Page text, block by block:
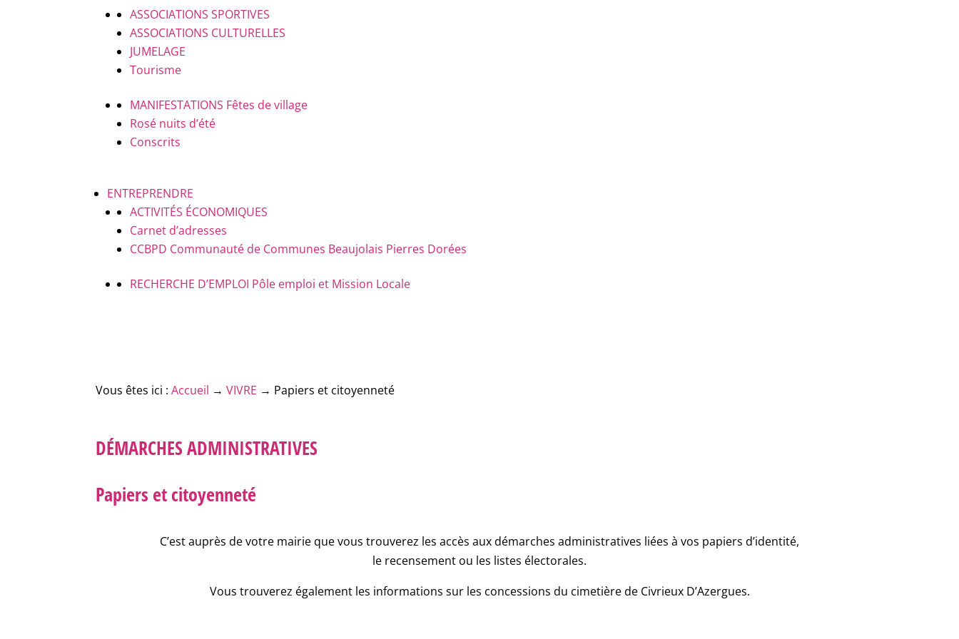
ASSOCIATIONS SPORTIVES
ASSOCIATIONS CULTURELLES
JUMELAGE
Tourisme
MANIFESTATIONS Fêtes de village
Rosé nuits d’été
Conscrits
ENTREPRENDRE
ACTIVITÉS ÉCONOMIQUES
Carnet d’adresses
CCBPD Communauté de Communes Beaujolais Pierres Dorées
RECHERCHE D’EMPLOI Pôle emploi et Mission Locale
Vous êtes ici :Accueil →VIVRE → Papiers et citoyenneté
DÉMARCHES ADMINISTRATIVES
Papiers et citoyenneté
C’est auprès de votre mairie que vous trouverez les accès aux démarches administratives liées à vos papiers d’identité,
le recensement ou les listes électorales.
Vous trouverez également les informations sur les concessions du cimetière de Civrieux D’Azergues.